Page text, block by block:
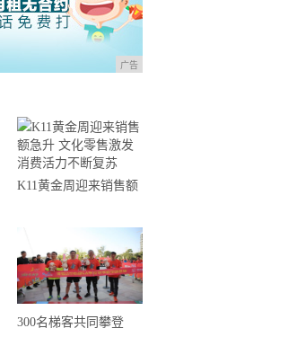
广告
K11黄金周迎来销售额
300名梯客共同攀登